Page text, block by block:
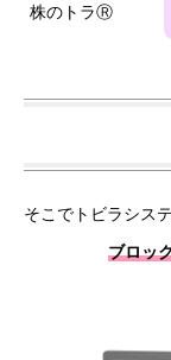
株のトラⓇ
そこでトビラシス
ブロッ